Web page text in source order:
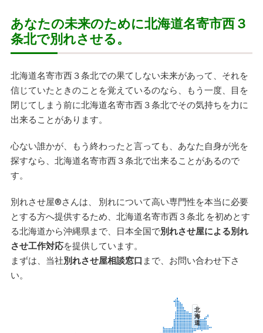
あなたの未来のために北海道名寄市西３
条北で別れさせる。
北海道名寄市西３条北での果てしない未来があって、それを
信じていたときのことを覚えているのなら、もう一度、目を
閉じてしまう前に北海道名寄市西３条北でその気持ちを力に
出来ることがあります。
心ない誰かが、もう終わったと言っても、あなた自身が光を
探すなら、北海道名寄市西３条北で出来ることがあるので
す。
別れさせ屋®さんは、 別れについて高い専門性を本当に必要
とする方へ提供するため、北海道名寄市西３条北 を初めとす
る北海道から沖縄県まで、日本全国で別れさせ屋による別れ
させ工作対応を提供しています。
まずは、当社別れさせ屋相談窓口 まで、お問い合わせ下さ
い。
北
海
道